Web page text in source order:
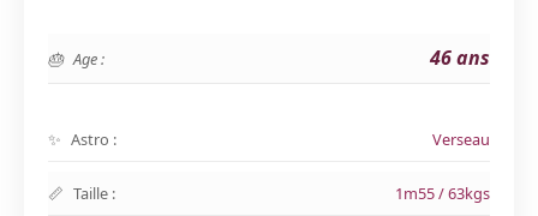
Age : 46 ans
Astro : Verseau
Taille : 1m55 / 63kgs